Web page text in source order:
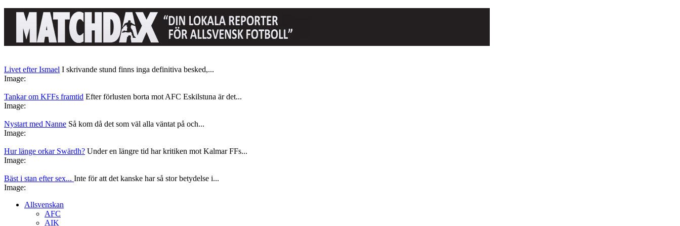
Livet efter Ismael I skrivande stund finns inga definitiva besked,...
Image:
Tankar om KFFs framtid Efter förlusten borta mot AFC Eskilstuna är det...
Image:
Nystart med Nanne Så kom då det som väl alla väntat på och...
Image:
Hur länge orkar Swärdh? Under en längre tid har kritiken mot Kalmar FFs...
Image:
Bäst i stan efter sex... Inte för att det kanske har så stor betydelse i...
Image:
Allsvenskan
AFC
AIK